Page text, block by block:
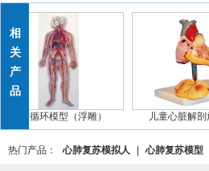
相
关
产
品
血液循环模型（浮雕） 儿童心脏解剖
热门产品： 心肺复苏模拟人 心肺复苏模型